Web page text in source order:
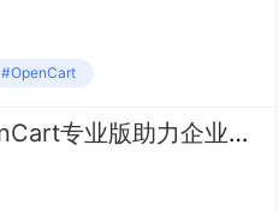
#OpenCart
外贸企业新机遇！OpenCart专业版助力企业实现商务部数字商务目标